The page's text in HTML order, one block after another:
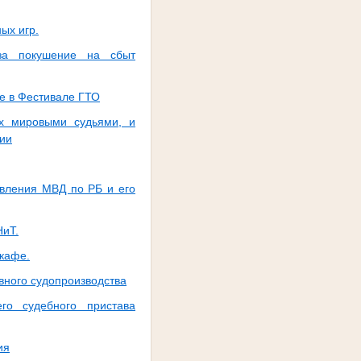
игр.
покушение на сбыт
в Фестивале ГТО
мировыми судьями, и
МВД по РБ и его
судопроизводства
судебного пристава